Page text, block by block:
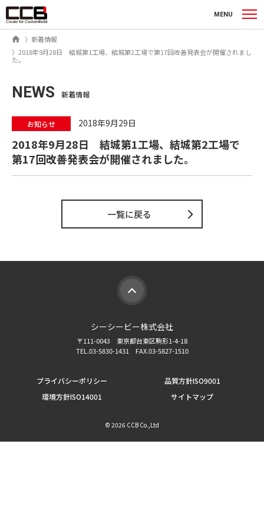
MENU
ホーム新着情報
2018年9月28日 結城第1工場、結城第2工場で第17回改善発表会が開催されまし
た。
NEWS 新着情報
お知らせ 2018年9月29日
2018年9月28日 結城第1工場、結城第2工場で
第17回改善発表会が開催されました。
一覧に戻る
シーシービー株式会社
〒111-0043 東京都台東区駒形1-4-18
TEL.03-5830-1431 FAX.03-5827-1510
プライバシーポリシー
品質方針ISO9001
環境方針ISO14001
サイトマップ
© 2026 CCB Co.,Ltd